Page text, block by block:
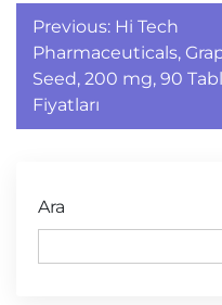
Yazı
gezinmesi
Previous: Hi Tech
Pharmaceuticals,
Seed, 200 mg, 90
Fiyatları
Ara